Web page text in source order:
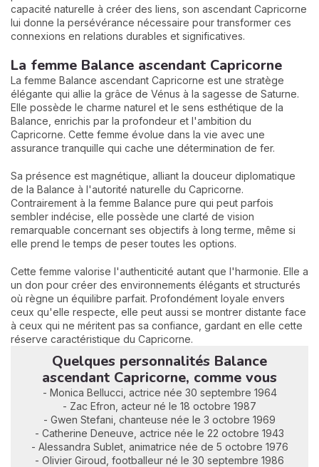
capacité naturelle à créer des liens, son ascendant Capricorne
lui donne la persévérance nécessaire pour transformer ces
connexions en relations durables et significatives.
La femme Balance ascendant Capricorne
La femme Balance ascendant Capricorne est une stratège
élégante qui allie la grâce de Vénus à la sagesse de Saturne.
Elle possède le charme naturel et le sens esthétique de la
Balance, enrichis par la profondeur et l'ambition du
Capricorne. Cette femme évolue dans la vie avec une
assurance tranquille qui cache une détermination de fer.
Sa présence est magnétique, alliant la douceur diplomatique
de la Balance à l'autorité naturelle du Capricorne.
Contrairement à la femme Balance pure qui peut parfois
sembler indécise, elle possède une clarté de vision
remarquable concernant ses objectifs à long terme, même si
elle prend le temps de peser toutes les options.
Cette femme valorise l'authenticité autant que l'harmonie. Elle a
un don pour créer des environnements élégants et structurés
où règne un équilibre parfait. Profondément loyale envers
ceux qu'elle respecte, elle peut aussi se montrer distante face
à ceux qui ne méritent pas sa confiance, gardant en elle cette
réserve caractéristique du Capricorne.
Quelques personnalités Balance
ascendant Capricorne, comme vous
- Monica Bellucci, actrice née 30 septembre 1964
- Zac Efron, acteur né le 18 octobre 1987
- Gwen Stefani, chanteuse née le 3 octobre 1969
- Catherine Deneuve, actrice née le 22 octobre 1943
- Alessandra Sublet, animatrice née de 5 octobre 1976
- Olivier Giroud, footballeur né le 30 septembre 1986